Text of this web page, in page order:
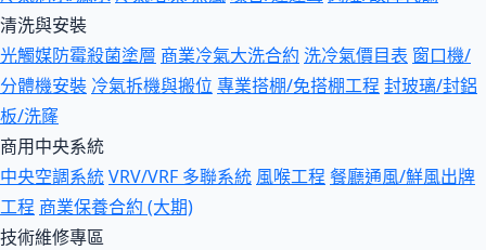
清洗與安裝
光觸媒防霉殺菌塗層 商業冷氣大洗合約 洗冷氣價目表 窗口機/
分體機安裝 冷氣拆機與搬位 專業搭棚/免搭棚工程 封玻璃/封鋁
板/洗窿
商用中央系統
中央空調系統VRV/VRF 多聯系統 風喉工程 餐廳通風/鮮風出牌
工程 商業保養合約 (大期)
技術維修專區